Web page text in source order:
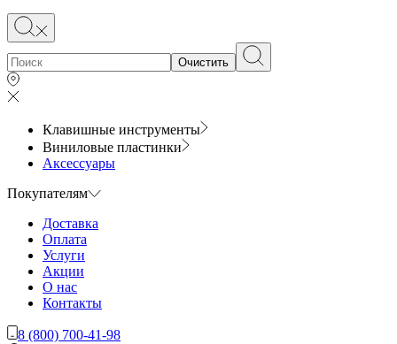
Очистить
Клавишные инструменты
Виниловые пластинки
Аксессуары
Покупателям
Доставка
Оплата
Услуги
Акции
О нас
Контакты
8 (800) 700-41-98